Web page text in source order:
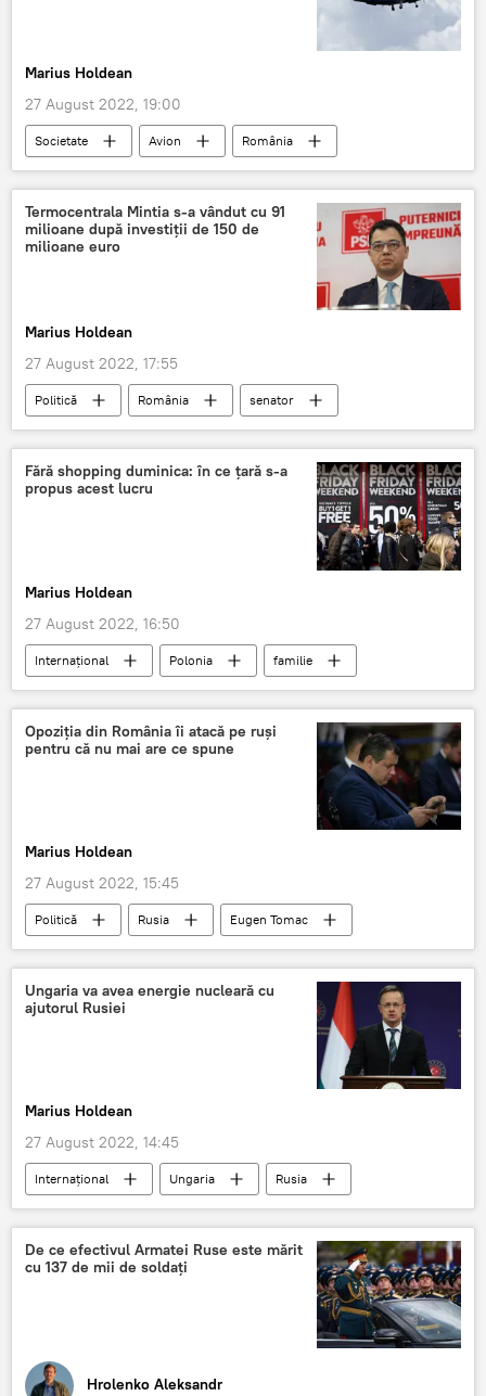
Marius Holdean
27 August 2022, 19:00
Societate Avion
România
Accident
accident aviatic
Termocentrala Mintia s-a vândut cu 91
milioane după investiții de 150 de
milioane euro
Marius Holdean
27 August 2022, 17:55
Politică România
senator
Parlamentul României
PSD
Fără shopping duminica: în ce țară s-a
propus acest lucru
Marius Holdean
27 August 2022, 16:50
Internaţional Polonia
familie
Biserica Catolică
Mall
Opoziția din România îi atacă pe ruși
pentru că nu mai are ce spune
Marius Holdean
27 August 2022, 15:45
Politică Rusia
Eugen Tomac
USR
PMP
Ludovic Orban
Cătălin Drulă
România
Ungaria va avea energie nucleară cu
ajutorul Rusiei
Marius Holdean
27 August 2022, 14:45
Internaţional Ungaria
Rusia
centrală nucleară
De ce efectivul Armatei Ruse este mărit
cu 137 de mii de soldați
Hrolenko Aleksandr